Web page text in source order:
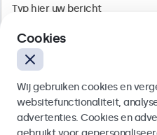
4.8/5 door
Nederlands
Cookies
Wij gebruiken cookies en
websitefunctionaliteit,
advertenties. Cookies en